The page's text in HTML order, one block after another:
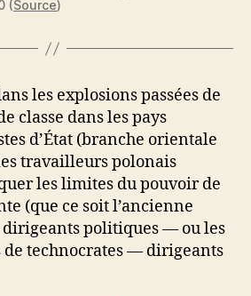
(Source)
les explosions passées de
classe dans les pays
d’État (branche orientale
travailleurs polonais
les limites du pouvoir de
(que ce soit l’ancienne
politiques — ou les
de technocrates — dirigeants